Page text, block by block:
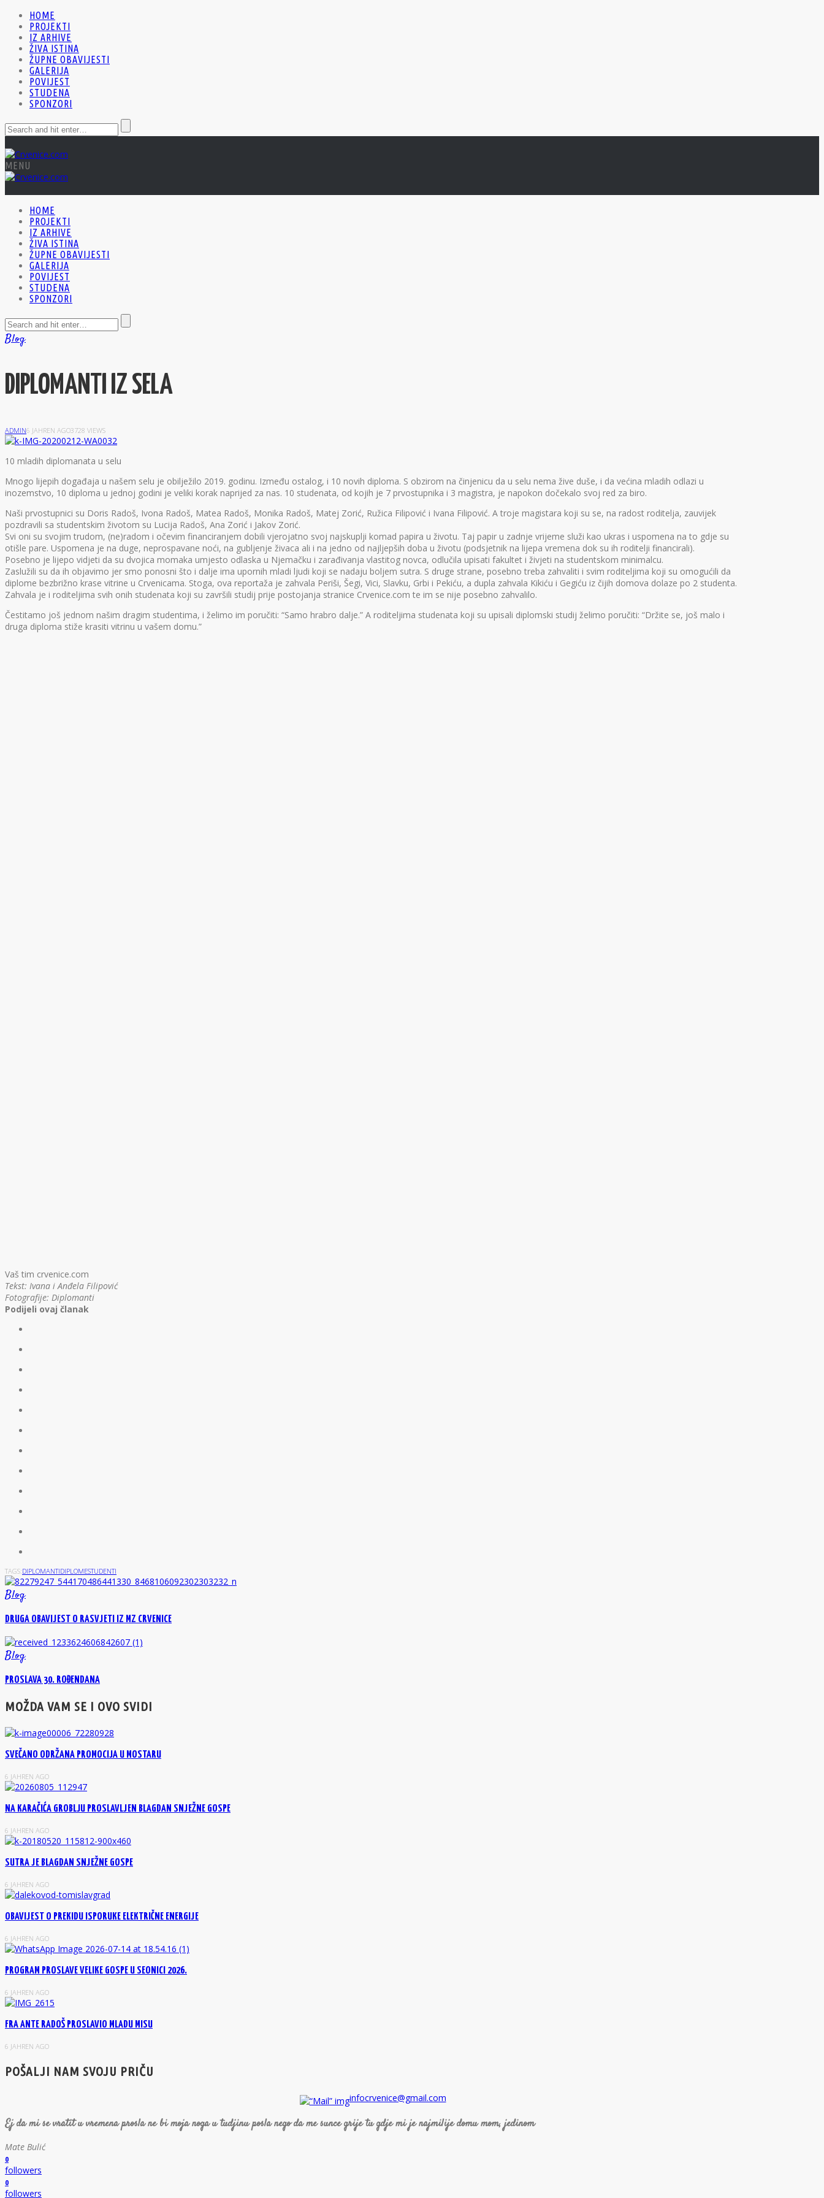
HOME
PROJEKTI
IZ ARHIVE
ŽIVA ISTINA
ŽUPNE OBAVIJESTI
GALERIJA
POVIJEST
STUDENA
SPONZORI
MENU
HOME
PROJEKTI
IZ ARHIVE
ŽIVA ISTINA
ŽUPNE OBAVIJESTI
GALERIJA
POVIJEST
STUDENA
SPONZORI
Blog
DIPLOMANTI IZ SELA
ADMIN6 JAHREN AGO3728 VIEWS
1 0 mladih diplomanata u selu
Mnogo lijepih događaja u našem selu je obilježilo 2019. godinu. Između ostalog, i 10 novih diploma. S obzirom na činjenicu da u selu nema žive duše, i da većina mladih odlazi u
inozemstvo, 10 diploma u jednoj godini je veliki korak naprijed za nas. 10 studenata, od kojih je 7 prvostupnika i 3 magistra, je napokon dočekalo svoj red za biro.
Naši prvostupnici su Doris Radoš, Ivona Radoš, Matea Radoš, Monika Radoš, Matej Zorić, Ružica Filipović i Ivana Filipović. A troje magistara koji su se, na radost roditelja, zauvijek
pozdravili sa studentskim životom su Lucija Radoš, Ana Zorić i Jakov Zorić.
Svi oni su svojim trudom, (ne)radom i očevim financiranjem dobili vjerojatno svoj najskuplji komad papira u životu. Taj papir u zadnje vrijeme služi kao ukras i uspomena na to gdje su
otišle pare. Uspomena je na duge, neprospavane noći, na gubljenje živaca ali i na jedno od najljepših doba u životu (podsjetnik na lijepa vremena dok su ih roditelji financirali).
Posebno je lijepo vidjeti da su dvojica momaka umjesto odlaska u Njemačku i zarađivanja vlastitog novca, odlučila upisati fakultet i živjeti na studentskom minimalcu.
Zaslužili su da ih objavimo jer smo ponosni što i dalje ima upornih mladi ljudi koji se nadaju boljem sutra. S druge strane, posebno treba zahvaliti i svim roditeljima koji su omogućili da
diplome bezbrižno krase vitrine u Crvenicama. Stoga, ova reportaža je zahvala Periši, Šegi, Vici, Slavku, Grbi i Pekiću, a dupla zahvala Kikiću i Gegiću iz čijih domova dolaze po 2 studenta.
Zahvala je i roditeljima svih onih studenata koji su završili studij prije postojanja stranice Crvenice.com te im se nije posebno zahvalilo.
Čestitamo još jednom našim dragim studentima, i želimo im poručiti: “Samo hrabro dalje.” A roditeljima studenata koji su upisali diplomski studij želimo poručiti: “Držite se, još malo i
druga diploma stiže krasiti vitrinu u vašem domu.”
Vaš tim crvenice.com
Tekst: Ivana i Anđela Filipović
Fotografije: Diplomanti
Podijeli ovaj članak
TAGS:DIPLOMANTIDIPLOMESTUDENTI
Blog
DRUGA OBAVIJEST O RASVJETI IZ MZ CRVENICE
Blog
PROSLAVA 30. ROĐENDANA
MOŽDA VAM SE I OVO SVIDI
SVEČANO ODRŽANA PROMOCIJA U MOSTARU
6 JAHREN AGO
NA KARAČIĆA GROBLJU PROSLAVLJEN BLAGDAN SNJEŽNE GOSPE
6 JAHREN AGO
SUTRA JE BLAGDAN SNJEŽNE GOSPE
6 JAHREN AGO
OBAVIJEST O PREKIDU ISPORUKE ELEKTRIČNE ENERGIJE
6 JAHREN AGO
PROGRAM PROSLAVE VELIKE GOSPE U SEONICI 2026.
6 JAHREN AGO
FRA ANTE RADOŠ PROSLAVIO MLADU MISU
6 JAHREN AGO
POŠALJI NAM SVOJU PRIČU
infocrvenice@gmail.com
Ej da mi se vratit u vremena prosla ne bi moja noga u tudjinu posla nego da me sunce grije tu gdje mi je najmilije domu mom, jedinom
Mate Bulić
0
followers
0
followers